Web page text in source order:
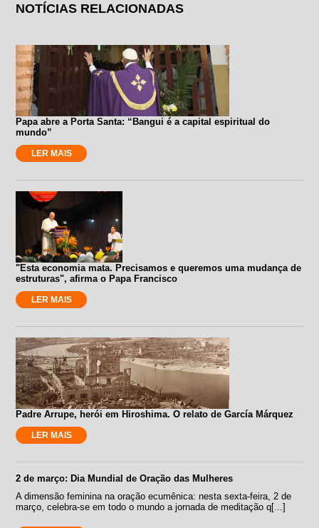
NOTÍCIAS RELACIONADAS
Papa abre a Porta Santa: “Bangui é a capital espiritual do
mundo”
LER MAIS
"Esta economia mata. Precisamos e queremos uma mudança de
estruturas", afirma o Papa Francisco
LER MAIS
Padre Arrupe, herói em Hiroshima. O relato de García Márquez
LER MAIS
2 de março: Dia Mundial de Oração das Mulheres
A dimensão feminina na oração ecumênica: nesta sexta-feira, 2 de
março, celebra-se em todo o mundo a jornada de meditação q[...]